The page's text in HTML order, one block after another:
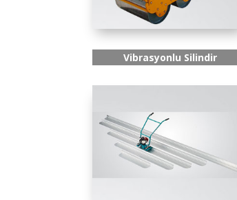
Vibrasyonlu Silindir